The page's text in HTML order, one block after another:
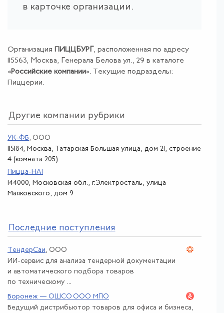
в карточке организации.
Организация ПИЦЦБУРГ, расположенная по адресу
115563, Москва, Генерала Белова ул., 29 в каталоге
«Российские компании». Текущие подразделы:
Пиццерии.
Другие компании рубрики
УК-ФБ , ООО
115184, Москва, Татарская Большая улица, дом 21, строение
4 (комната 205)
Пицца-НА!
144000, Московская обл., г.Электросталь, улица
Маяковского, дом 9
Последние поступления
ТендерСаи , ООО
ИИ-сервис для анализа тендерной документации
и автоматического подбора товаров
по техническому ...
Воронеж — ОШСО ООО МПО
Ведущий дистрибьютор товаров для офиса и бизнеса,